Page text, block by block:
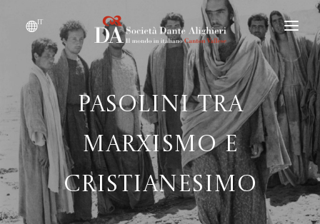
DIVENTARE SOCIO
CHI SIAMO?
EVENTI
CONVENZIONI
Pasolini tra
marxismo e
cristianesimo